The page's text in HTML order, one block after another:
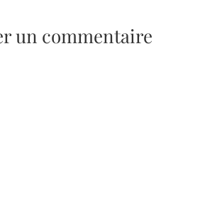
un commentaire